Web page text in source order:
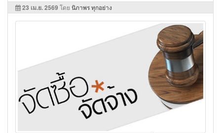
23 เม.ย. 2569 โดย นิภาพร ทุกอย่าง